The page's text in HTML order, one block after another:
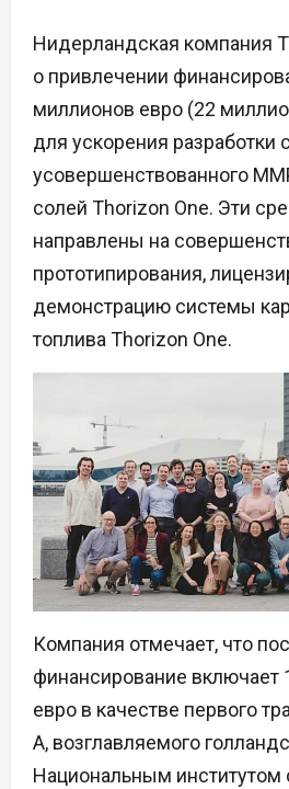
Нидерландская компания
о привлечении
миллионов евро (22
для ускорения разработки
усовершенствованного
солей Thorizon One. Эти
направлены на
прототипирования,
демонстрацию системы
топлива Thorizon One.
Компания отмечает, что
финансирование включает
евро в качестве первого
А, возглавляемого
Национальным институтом